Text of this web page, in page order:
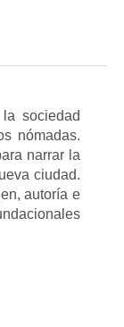
sociedad
nómadas.
narrar la
ciudad.
autoría e